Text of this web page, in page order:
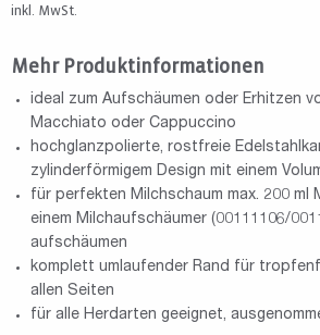
inkl. MwSt.
Mehr Produktinformationen
ideal zum Aufschäumen oder Erhitzen
Macchiato oder Cappuccino
hochglanzpolierte, rostfreie
zylinderförmigem Design mit einem
für perfekten Milchschaum max. 200 ml
einem Milchaufschäumer (00111106/
aufschäumen
komplett umlaufender Rand für
allen Seiten
für alle Herdarten geeignet,